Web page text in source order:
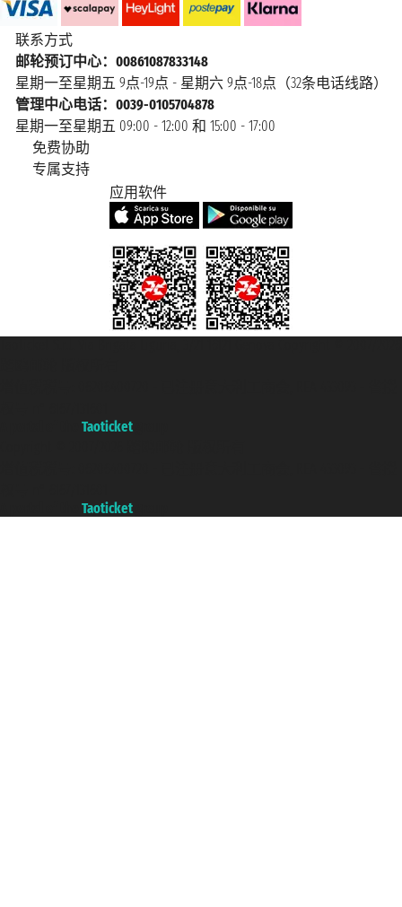
联系方式
邮轮预订中心：00861087833148
星期一至星期五 9点-19点 - 星期六 9点-18点（32条电话线路）
管理中心电话：0039-0105704878
星期一至星期五 09:00 - 12:00 和 15:00 - 17:00
免费协助
专属支持
应用软件
Taoticket
Taoticket